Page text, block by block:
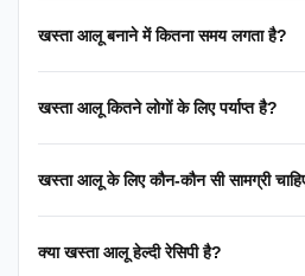
खस्ता आलू बनाने में कितना समय लगता है?
खस्ता आलू कितने लोगों के लिए पर्याप्त है?
खस्ता आलू के लिए कौन-कौन सी सामग्री
क्या खस्ता आलू हेल्दी रेसिपी है?